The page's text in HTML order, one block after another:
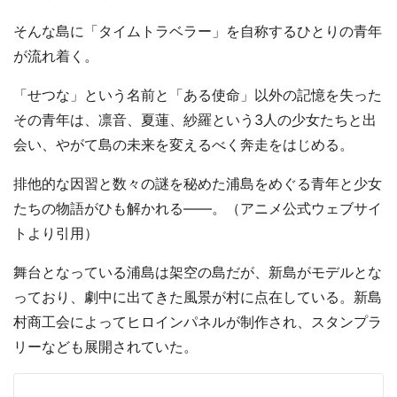
そんな島に「タイムトラベラー」を自称するひとりの青年
が流れ着く。
「せつな」という名前と「ある使命」以外の記憶を失った
その青年は、凛音、夏蓮、紗羅という3人の少女たちと出
会い、やがて島の未来を変えるべく奔走をはじめる。
排他的な因習と数々の謎を秘めた浦島をめぐる青年と少女
たちの物語がひも解かれる――。（アニメ公式ウェブサイ
トより引用）
舞台となっている浦島は架空の島だが、新島がモデルとな
っており、劇中に出てきた風景が村に点在している。新島
村商工会によってヒロインパネルが制作され、スタンプラ
リーなども展開されていた。